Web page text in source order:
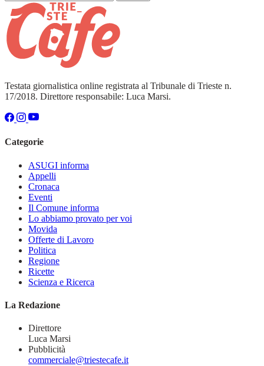
Testata giornalistica online registrata al Tribunale di Trieste n.
17/2018. Direttore responsabile: Luca Marsi.
Categorie
ASUGI informa
Appelli
Cronaca
Eventi
Il Comune informa
Lo abbiamo provato per voi
Movida
Offerte di Lavoro
Politica
Regione
Ricette
Scienza e Ricerca
La Redazione
Direttore
Luca Marsi
Pubblicità
commerciale@triestecafe.it